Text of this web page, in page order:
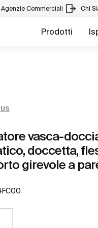
Agenzie Commerciali Chi
Prodotti
vasca-
doccetta,
girevole a